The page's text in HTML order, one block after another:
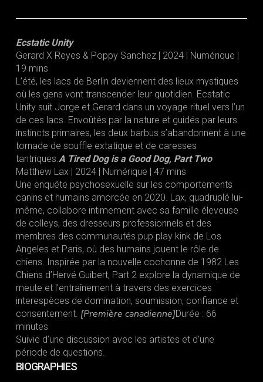
Ecstatic Unity
Gerard X Reyes & Poppy Sanchez | 2024 | Numérique |
19 mins
L’été, les lacs de Berlin deviennent des lieux mystiques
où les gens vont transcender leur quotidien. Ecstatic
Unity suit Jorge et Gerard dans un voyage rituel vers l’un
de ces lacs. Envoûtés par la nature et guidés par leurs
instincts primaires, les deux barbus s’abandonnent à une
tornade de souffle extatique et de caresses
tantriques.A Tired Dog is a Good Dog, Part Two
Matthew Lax | 2024 | Numérique | 47 mins
Une enquête psychosexuelle sur les comportements
canins et humains amorcée en 2020. Lax, quadruplé lui-
même, collabore intimement avec sa famille éleveuse
de colleys, des dresseurs professionnels et des
membres des communautés pup play kink de Los
Angeles et Paris, où des humains jouent le rôle de
chiens. Inspirée par la nouvelle cochonne de 1982 Les
Chiens d’Hervé Guibert, Part 2 explore la dynamique de
meute et l’entraînement à travers des exercices
interespèces de domination, soumission, confiance et
consentement. [Première canadienne]Durée : 66
minutes
Suivie d’une discussion avec les artistes et d’une
période de questions.
BIOGRAPHIES